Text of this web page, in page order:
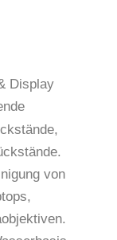
Display
von